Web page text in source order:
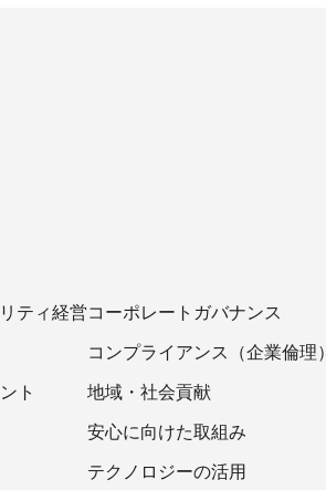
ティ経営
ト
コーポレートガバナンス
コンプライアンス（企業倫理）
地域・社会貢献
安心に向けた取組み
テクノロジーの活用